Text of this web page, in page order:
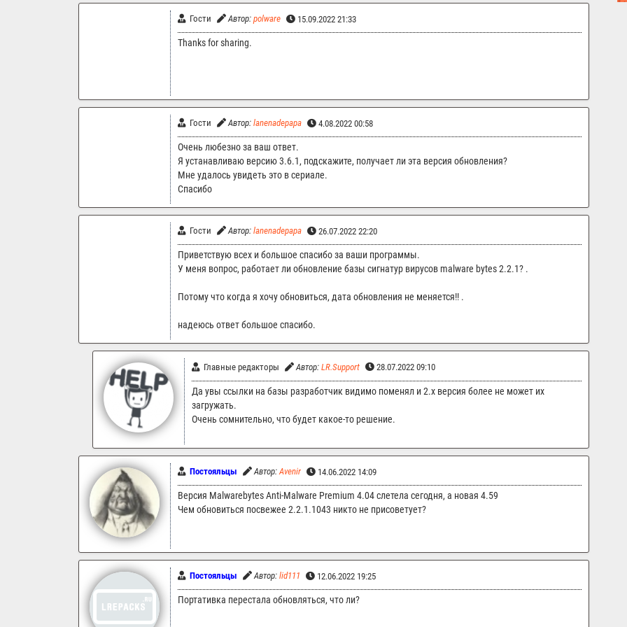
Гости Автор: polware 15.09.2022 21:33
Thanks for sharing.
Гости Автор: lanenadepapa 4.08.2022 00:58
Очень любезно за ваш ответ.
Я устанавливаю версию 3.6.1, подскажите, получает ли эта версия обновления?
Мне удалось увидеть это в сериале.
Спасибо
Гости Автор: lanenadepapa 26.07.2022 22:20
Приветствую всех и большое спасибо за ваши программы.
У меня вопрос, работает ли обновление базы сигнатур вирусов malware bytes 2.2.1? .
Потому что когда я хочу обновиться, дата обновления не меняется!! .
надеюсь ответ большое спасибо.
Главные редакторы Автор: LR.Support 28.07.2022 09:10
Да увы ссылки на базы разработчик видимо поменял и 2.x версия более не может их
загружать.
Очень сомнительно, что будет какое-то решение.
Постояльцы Автор: Avenir 14.06.2022 14:09
Версия Malwarebytes Anti-Malware Premium 4.04 слетела сегодня, а новая 4.59
Чем обновиться посвежее 2.2.1.1043 никто не присоветует?
Постояльцы Автор: lid111 12.06.2022 19:25
Портативка перестала обновляться, что ли?